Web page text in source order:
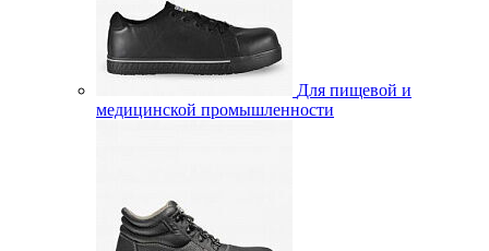
Для пищевой и
медицинской промышленности